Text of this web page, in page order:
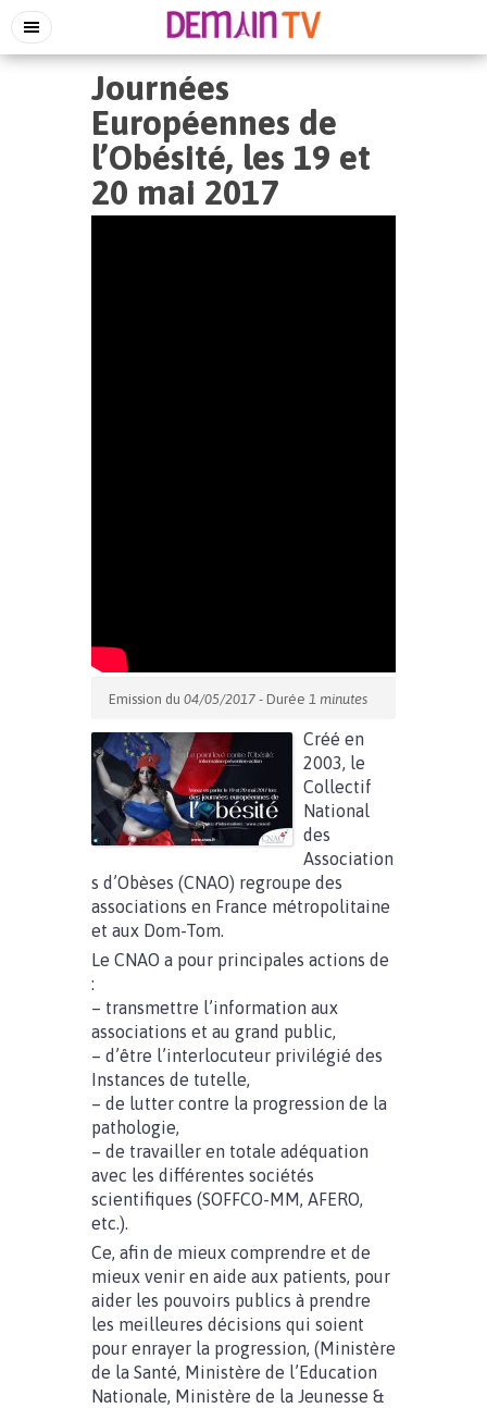
Journées
Européennes de
l’Obésité, les 19 et
20 mai 2017
Emission du 04/05/2017 - Durée 1 minutes
Créé en
2003, le
Collectif
National
des
Association
s d’Obèses (CNAO) regroupe des
associations en France métropolitaine
et aux Dom-Tom.
Le CNAO a pour principales actions de
:
– transmettre l’information aux
associations et au grand public,
– d’être l’interlocuteur privilégié des
Instances de tutelle,
– de lutter contre la progression de la
pathologie,
– de travailler en totale adéquation
avec les différentes sociétés
scientifiques (SOFFCO-MM, AFERO,
etc.).
Ce, afin de mieux comprendre et de
mieux venir en aide aux patients, pour
aider les pouvoirs publics à prendre
les meilleures décisions qui soient
pour enrayer la progression, (Ministère
de la Santé, Ministère de l’Education
Nationale, Ministère de la Jeunesse &